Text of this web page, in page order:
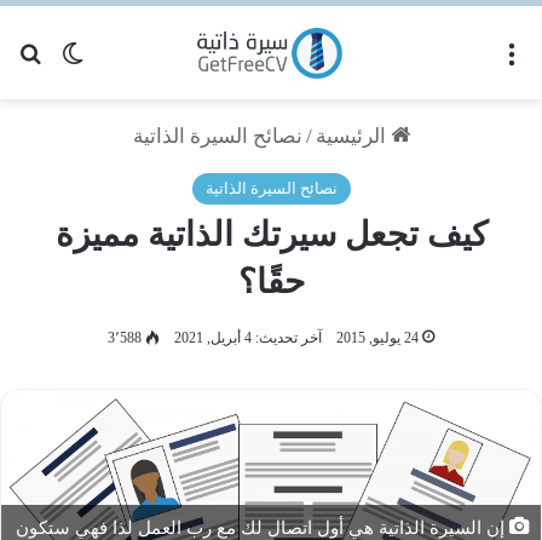
الوضع
الرئيسية / نصائح السيرة الذاتية
نصائح السيرة الذاتية
كيف تجعل سيرتك الذاتية مميزة
حقًا؟
24 يوليو, 2015 آخر تحديث: 4 أبريل, 2021 3٬588
إن السيرة الذاتية هي أول اتصال لك مع رب العمل لذا فهي ستكون